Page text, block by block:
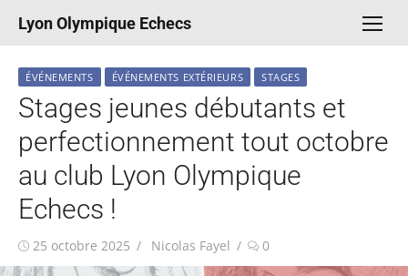
Lyon Olympique Echecs
ÉVÉNEMENTS ÉVÉNEMENTS EXTÉRIEURS STAGES
Stages jeunes débutants et
perfectionnement tout octobre
au club Lyon Olympique
Echecs !
Publié
le
25 octobre 2025 Auteur/autrice
Nicolas Fayel 0